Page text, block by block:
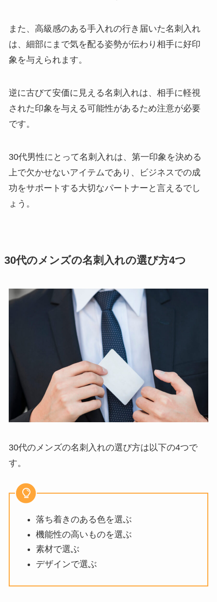
また、高級感のある手入れの行き届いた名刺入れ
は、細部にまで気を配る姿勢が伝わり相手に好印
象を与えられます。
逆に古びて安価に見える名刺入れは、相手に軽視
された印象を与える可能性があるため注意が必要
です。
30代男性にとって名刺入れは、第一印象を決める
上で欠かせないアイテムであり、ビジネスでの成
功をサポートする大切なパートナーと言えるでし
ょう。
30代のメンズの名刺入れの選び方4つ
30代のメンズの名刺入れの選び方は以下の4つで
す。
落ち着きのある色を選ぶ
機能性の高いものを選ぶ
素材で選ぶ
デザインで選ぶ